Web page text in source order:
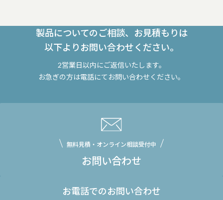
製品についてのご相談、お見積もりは
以下よりお問い合わせください。
2営業日以内にご返信いたします。
お急ぎの方は電話にてお問い合わせください。
無料見積・オンライン相談受付中
お問い合わせ
お電話でのお問い合わせ